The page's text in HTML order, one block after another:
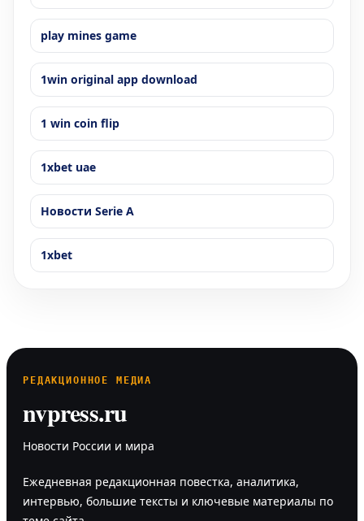
play mines game
1win original app download
1 win coin flip
1xbet uae
Новости Serie A
1xbet
РЕДАКЦИОННОЕ МЕДИА
nvpress.ru
Новости России и мира
Ежедневная редакционная повестка, аналитика,
интервью, большие тексты и ключевые материалы по